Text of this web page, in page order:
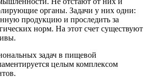
органы. Задачи у них одни:
продукцию и проследить за
норм. На этот счет существуют
задач в пищевой
целым комплексом